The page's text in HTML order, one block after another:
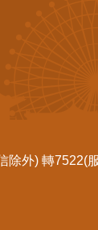
外) 轉7522(